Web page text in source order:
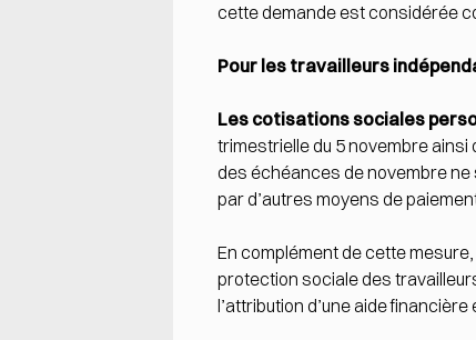
cette demande est considérée
Pour les travailleurs
Les cotisations sociales
trimestrielle du 5 novembre
des échéances de novembre ne
par d’autres moyens de
En complément de cette
protection sociale des
l’attribution d’une aide